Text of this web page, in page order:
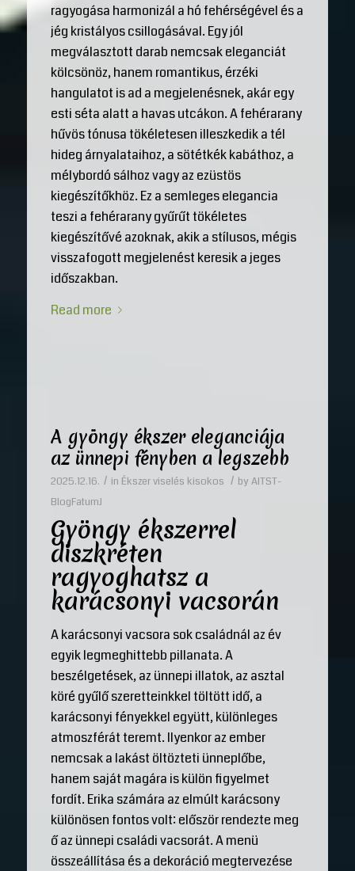
ragyogása harmonizál a hó fehérségével és a
jég kristályos csillogásával. Egy jól
megválasztott darab nemcsak eleganciát
kölcsönöz, hanem romantikus, érzéki
hangulatot is ad a megjelenésnek, akár egy
esti séta alatt a havas utcákon. A fehérarany
hűvös tónusa tökéletesen illeszkedik a tél
hideg árnyalataihoz, a sötétkék kabáthoz, a
mélybordó sálhoz vagy az ezüstös
kiegészítőkhöz. Ez a semleges elegancia
teszi a fehérarany gyűrűt tökéletes
kiegészítővé azoknak, akik a stílusos, mégis
visszafogott megjelenést keresik a jeges
időszakban.
Read more
A gyöngy ékszer eleganciája
az ünnepi fényben a legszebb
2025.12.16. / in Ékszer viselés kisokos / by AITST-
BlogFatumJ
Gyöngy ékszerrel
diszkréten
ragyoghatsz a
karácsonyi vacsorán
A karácsonyi vacsora sok családnál az év
egyik legmeghittebb pillanata. A
beszélgetések, az ünnepi illatok, az asztal
köré gyűlő szeretteinkkel töltött idő, a
karácsonyi fényekkel együtt, különleges
atmoszférát teremt. Ilyenkor az ember
nemcsak a lakást öltözteti ünneplőbe,
hanem saját magára is külön figyelmet
fordít. Erika számára az elmúlt karácsony
különösen fontos volt: először rendezte meg
ő az ünnepi családi vacsorát. A menü
összeállítása és a dekoráció megtervezése